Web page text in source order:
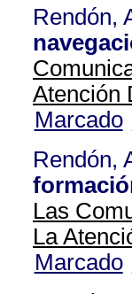
Rendón,
Atención
Marcado
Rendón,
Las
La
Marcado